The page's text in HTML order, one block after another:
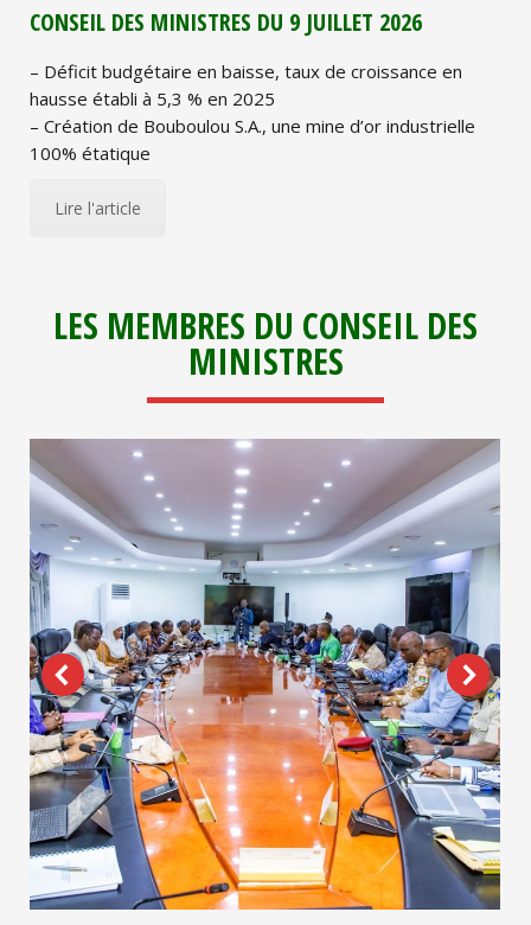
CONSEIL DES MINISTRES DU 9 JUILLET 2026
– Déficit budgétaire en baisse, taux de croissance en
hausse établi à 5,3 % en 2025
– Création de Bouboulou S.A., une mine d’or industrielle
100% étatique
Lire l'article
LES MEMBRES DU CONSEIL DES
MINISTRES